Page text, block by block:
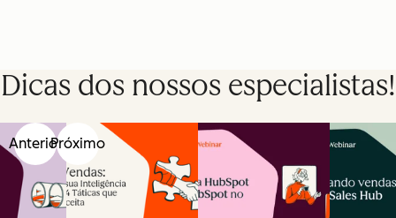
Dicas dos nossos especialistas!
AnteriorPróximo